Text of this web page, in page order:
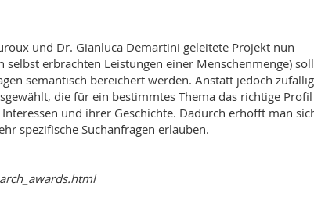
und Dr. Gianluca Demartini geleitete Projekt nun
erbrachten Leistungen einer Menschenmenge)
semantisch bereichert werden. Anstatt jedoch zufällig
die für ein bestimmtes Thema das richtige Profil
und ihrer Geschichte. Dadurch erhofft man
spezifische Suchanfragen erlauben.